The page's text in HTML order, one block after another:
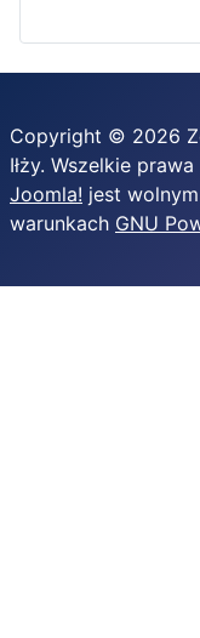
Copyright © 2026
Iłży. Wszelkie
Joomla! jest
warunkach GNU